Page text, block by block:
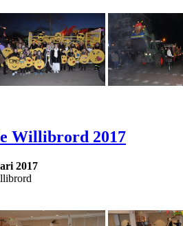
Willibrord 2017
2017